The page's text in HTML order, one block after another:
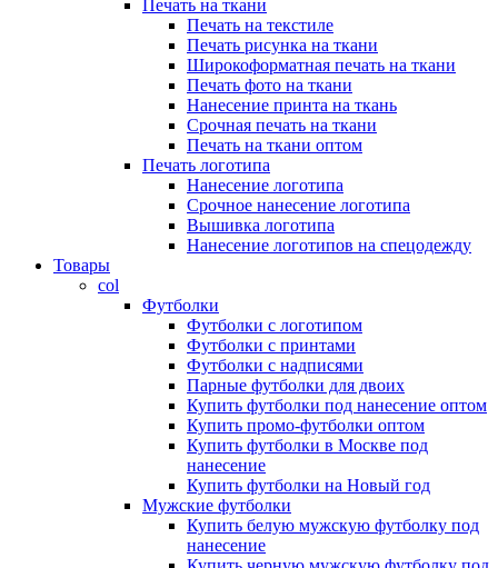
Печать на ткани
Печать на текстиле
Печать рисунка на ткани
Широкоформатная печать на ткани
Печать фото на ткани
Нанесение принта на ткань
Срочная печать на ткани
Печать на ткани оптом
Печать логотипа
Нанесение логотипа
Срочное нанесение логотипа
Вышивка логотипа
Нанесение логотипов на спецодежду
Товары
col
Футболки
Футболки с логотипом
Футболки с принтами
Футболки с надписями
Парные футболки для двоих
Купить футболки под нанесение оптом
Купить промо-футболки оптом
Купить футболки в Москве под
нанесение
Купить футболки на Новый год
Мужские футболки
Купить белую мужскую футболку под
нанесение